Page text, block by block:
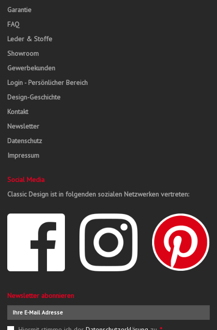
Garantie
FAQ
Leder & Stoffe
Showroom
Gewerbekunden
Login - Persönlicher Bereich
Design-Geschichte
Kontakt
Newsletter
Datenschutz
Impressum
Social Media
Classic Design ist in folgenden sozialen Netzwerken vertreten:
Newsletter abonnieren